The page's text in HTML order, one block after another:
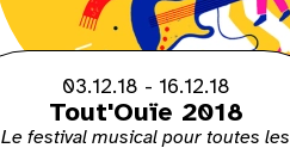
03.12.18 - 16.12.18
Tout'Ouïe 2018
Le festival musical pour toutes les